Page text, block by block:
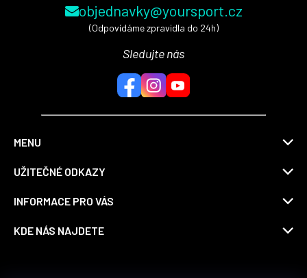
objednavky@yoursport.cz
(Odpovídáme zpravidla do 24h)
Sledujte nás
MENU
UŽITEČNÉ ODKAZY
INFORMACE PRO VÁS
KDE NÁS NAJDETE